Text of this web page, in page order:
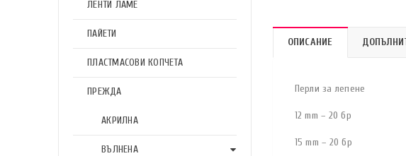
ЛЕНТИ ЛАМЕ
ПАЙЕТИ
ПЛАСТМАСОВИ КОПЧЕТА
ПРЕЖДА
АКРИЛНА
ВЪЛНЕНА
ОПИСАНИЕ
Перли за лепене
12 mm – 20 бр
15 mm – 20 бр